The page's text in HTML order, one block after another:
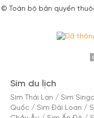
© Toàn bộ bản quyền
Sim du lịch
Sim Thái Lan / Sim
Quốc / Sim Đài Loan /